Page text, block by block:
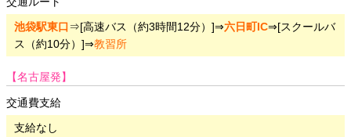
池袋駅東口 ⇒[高速バス（約3時間12分）]⇒六日町IC⇒[スクールバ
ス（約10分）]⇒教習所
【名古屋発】
交通費支給
支給なし